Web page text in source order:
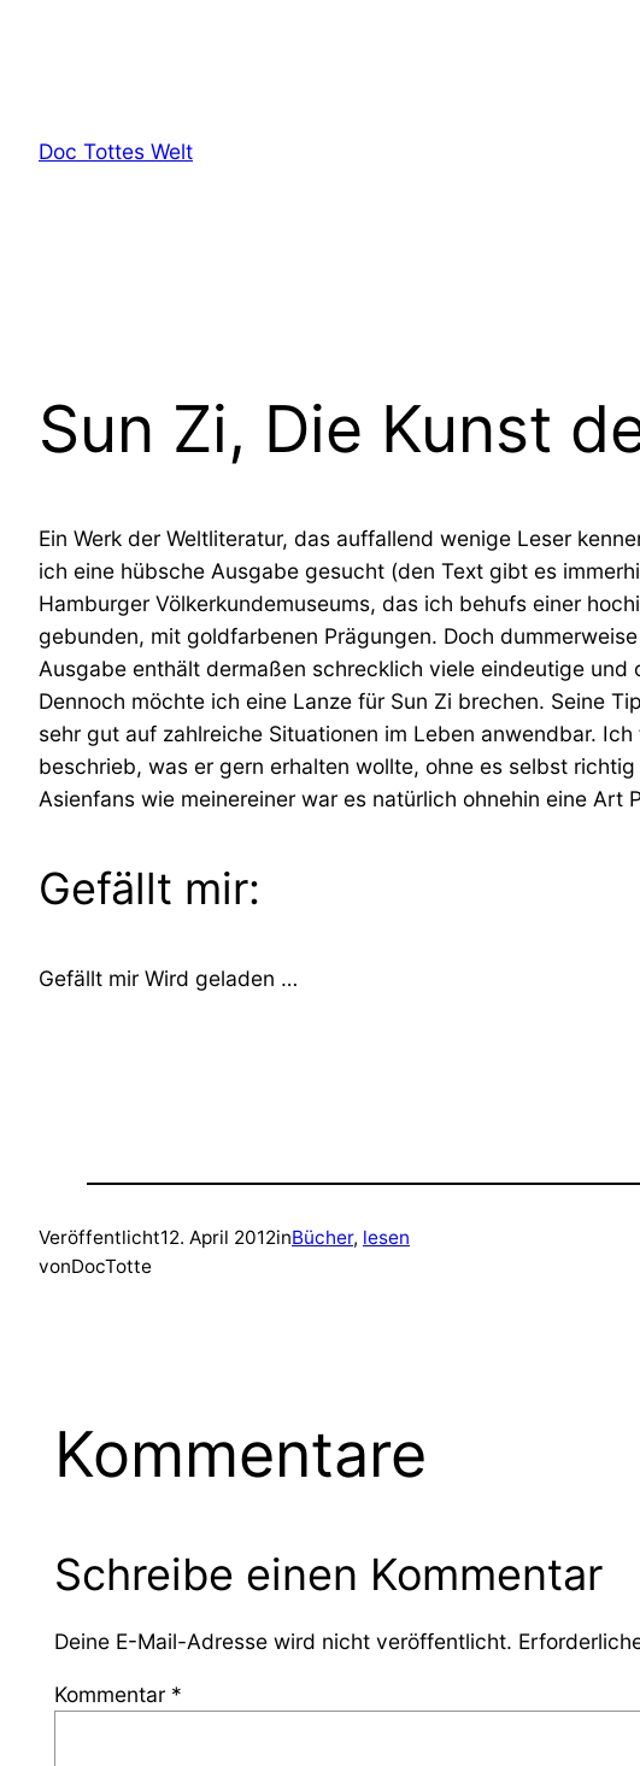
Doc Tottes Welt
Sun Zi, Die Kunst
Ein Werk der Weltliteratur, das auffallend wenige Leser
ich eine hübsche Ausgabe gesucht (den Text gibt es
Hamburger Völkerkundemuseums, das ich behufs einer
gebunden, mit goldfarbenen Prägungen. Doch
Ausgabe enthält dermaßen schrecklich viele eindeutige
Dennoch möchte ich eine Lanze für Sun Zi brechen. Seine
sehr gut auf zahlreiche Situationen im Leben anwendbar.
beschrieb, was er gern erhalten wollte, ohne es selbst
Asienfans wie meinereiner war es natürlich ohnehin eine
Gefällt mir:
Gefällt mir Wird geladen …
Veröffentlicht12. April 2012inBücher, lesen
vonDocTotte
Kommentare
Schreibe einen Kommentar
Deine E-Mail-Adresse wird nicht veröffentlicht.
Kommentar *